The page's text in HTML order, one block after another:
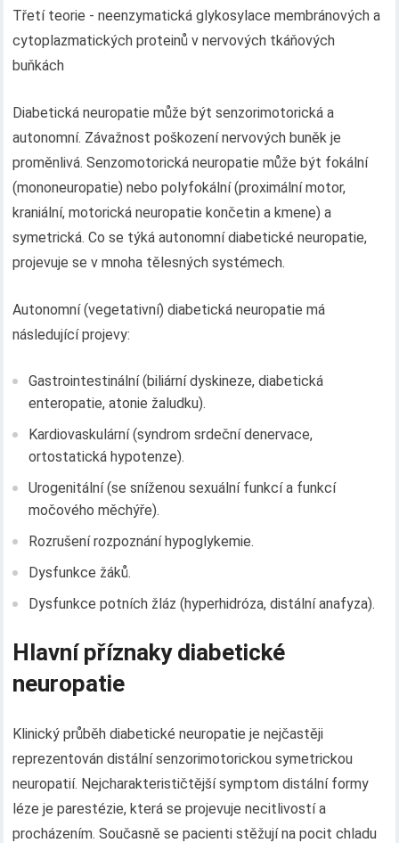
Třetí teorie - neenzymatická glykosylace membránových a
cytoplazmatických proteinů v nervových tkáňových
buňkách
Diabetická neuropatie může být senzorimotorická a
autonomní. Závažnost poškození nervových buněk je
proměnlivá. Senzomotorická neuropatie může být fokální
(mononeuropatie) nebo polyfokální (proximální motor,
kraniální, motorická neuropatie končetin a kmene) a
symetrická. Co se týká autonomní diabetické neuropatie,
projevuje se v mnoha tělesných systémech.
Autonomní (vegetativní) diabetická neuropatie má
následující projevy:
Gastrointestinální (biliární dyskineze, diabetická
enteropatie, atonie žaludku).
Kardiovaskulární (syndrom srdeční denervace,
ortostatická hypotenze).
Urogenitální (se sníženou sexuální funkcí a funkcí
močového měchýře).
Rozrušení rozpoznání hypoglykemie.
Dysfunkce žáků.
Dysfunkce potních žláz (hyperhidróza, distální anafyza).
Hlavní příznaky diabetické
neuropatie
Klinický průběh diabetické neuropatie je nejčastěji
reprezentován distální senzorimotorickou symetrickou
neuropatií. Nejcharakterističtější symptom distální formy
léze je parestézie, která se projevuje necitlivostí a
procházením. Současně se pacienti stěžují na pocit chladu